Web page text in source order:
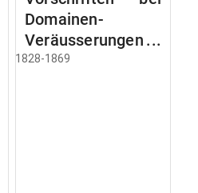
Domainen-
Veräusserungen
und
1828-1869